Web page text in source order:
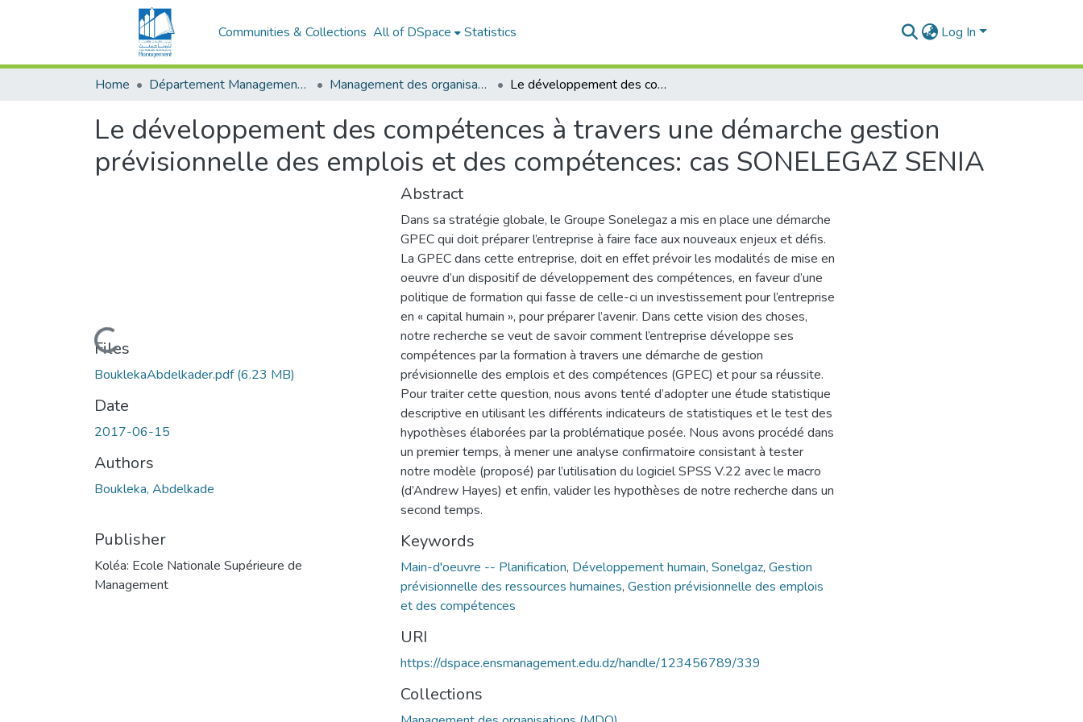
Communities & Collections All of DSpace Statistics Log In
Home Département Management Des Organisations Management des organisations (MDO) Le développement des compétences à travers une démarche gestion prévisionnelle des emplois et des compétences: cas SONELEGAZ SENIA
Le développement des compétences à travers une démarche gestion
prévisionnelle des emplois et des compétences: cas SONELEGAZ SENIA
Loading...
Files
BouklekaAbdelkader.pdf(6.23 MB)
Date
2017-06-15
Authors
Boukleka, Abdelkade
Publisher
Koléa: Ecole Nationale Supérieure de
Management
Abstract
Dans sa stratégie globale, le Groupe Sonelegaz a mis en place une démarche
GPEC qui doit préparer l’entreprise à faire face aux nouveaux enjeux et défis.
La GPEC dans cette entreprise, doit en effet prévoir les modalités de mise en
oeuvre d’un dispositif de développement des compétences, en faveur d’une
politique de formation qui fasse de celle-ci un investissement pour l’entreprise
en « capital humain », pour préparer l’avenir. Dans cette vision des choses,
notre recherche se veut de savoir comment l’entreprise développe ses
compétences par la formation à travers une démarche de gestion
prévisionnelle des emplois et des compétences (GPEC) et pour sa réussite.
Pour traiter cette question, nous avons tenté d’adopter une étude statistique
descriptive en utilisant les différents indicateurs de statistiques et le test des
hypothèses élaborées par la problématique posée. Nous avons procédé dans
un premier temps, à mener une analyse confirmatoire consistant à tester
notre modèle (proposé) par l’utilisation du logiciel SPSS V.22 avec le macro
(d’Andrew Hayes) et enfin, valider les hypothèses de notre recherche dans un
second temps.
Keywords
Main-d'oeuvre -- Planification, Développement humain, Sonelgaz, Gestion
prévisionnelle des ressources humaines, Gestion prévisionnelle des emplois
et des compétences
URI
https://dspace.ensmanagement.edu.dz/handle/123456789/339
Collections